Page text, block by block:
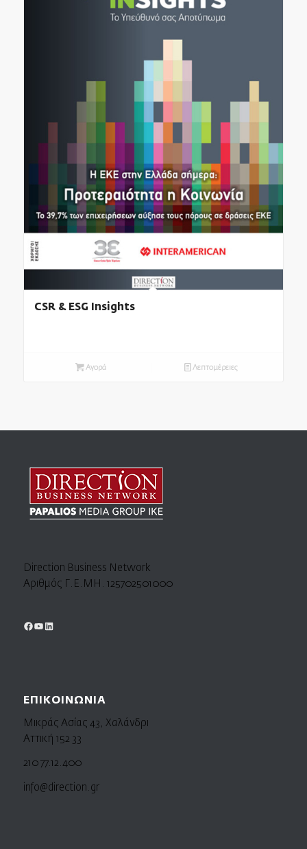
CSR & ESG Insights
Αγορά Λεπτομέρειες
Direction Business Network
Αριθμός Γ.Ε.ΜΗ. 125702501000
ΕΠΙΚΟΙΝΩΝΙΑ
Μικράς Ασίας 43, Χαλάνδρι
Αττική 152 33
210 77.12.400
info@direction.gr